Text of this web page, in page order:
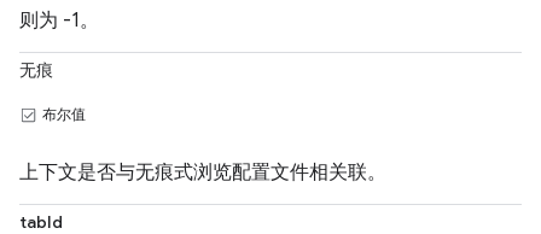
则为 -1。
无痕
布尔值
上下文是否与无痕式浏览配置文件相关联。
tabId